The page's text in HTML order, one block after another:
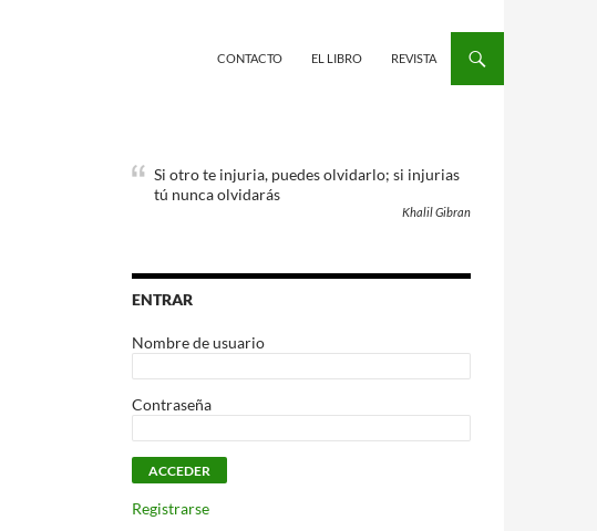
CONTACTO EL LIBRO REVISTA
Si otro te injuria, puedes olvidarlo; si injurias
tú nunca olvidarás
Khalil Gibran
ENTRAR
Nombre de usuario
Contraseña
Registrarse